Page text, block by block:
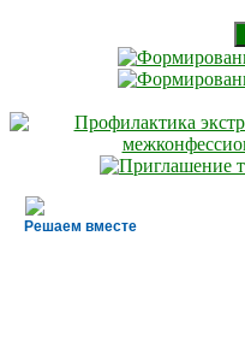
Решаем вместе